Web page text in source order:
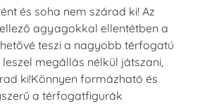
és soha nem szárad ki! Az
agyagokkal ellentétben a
teszi a nagyobb térfogatú
megállás nélkül játszani,
ki!Könnyen formázható és
a térfogatfigurák